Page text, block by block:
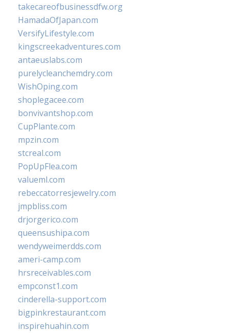
takecareofbusinessdfw.org
HamadaOfJapan.com
VersifyLifestyle.com
kingscreekadventures.com
antaeuslabs.com
purelycleanchemdry.com
WishOping.com
shoplegacee.com
bonvivantshop.com
CupPlante.com
mpzin.com
stcreal.com
PopUpFlea.com
valueml.com
rebeccatorresjewelry.com
jmpbliss.com
drjorgerico.com
queensushipa.com
wendyweimerdds.com
ameri-camp.com
hrsreceivables.com
empconst1.com
cinderella-support.com
bigpinkrestaurant.com
inspirehuahin.com